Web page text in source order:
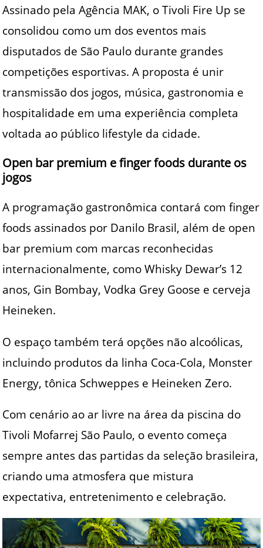
Assinado pela Agência MAK, o Tivoli Fire Up se
consolidou como um dos eventos mais
disputados de São Paulo durante grandes
competições esportivas. A proposta é unir
transmissão dos jogos, música, gastronomia e
hospitalidade em uma experiência completa
voltada ao público lifestyle da cidade.
Open bar premium e finger foods durante os
jogos
A programação gastronômica contará com finger
foods assinados por Danilo Brasil, além de open
bar premium com marcas reconhecidas
internacionalmente, como Whisky Dewar’s 12
anos, Gin Bombay, Vodka Grey Goose e cerveja
Heineken.
O espaço também terá opções não alcoólicas,
incluindo produtos da linha Coca-Cola, Monster
Energy, tônica Schweppes e Heineken Zero.
Com cenário ao ar livre na área da piscina do
Tivoli Mofarrej São Paulo, o evento começa
sempre antes das partidas da seleção brasileira,
criando uma atmosfera que mistura
expectativa, entretenimento e celebração.